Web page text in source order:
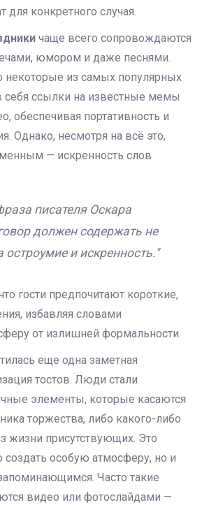
конкретного случая.
чаще всего сопровождаются
юмором и даже песнями.
некоторые из самых популярных
себя ссылки на известные мемы
обеспечивая портативность и
Однако, несмотря на всё это,
— искренность слов
писателя Оскара
должен содержать не
остроумие и искренность."
гости предпочитают короткие,
избавляя словами
от излишней формальности.
еще одна заметная
тостов. Люди стали
элементы, которые касаются
торжества, либо какого-либо
жизни присутствующих. Это
создать особую атмосферу, но и
Часто такие
видео или фотослайдами —